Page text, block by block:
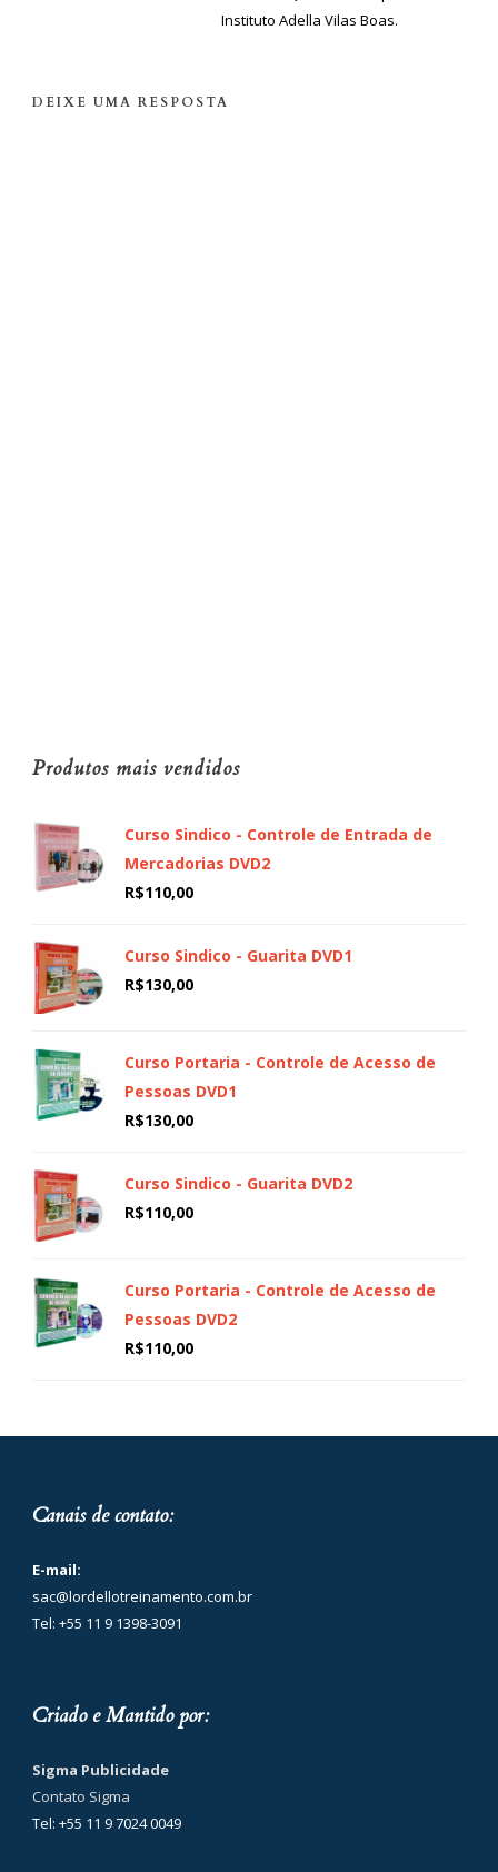
Instituto Adella Vilas Boas.
DEIXE UMA RESPOSTA
Produtos mais vendidos
Curso Sindico - Controle de Entrada de
Mercadorias DVD2
R$110,00
Curso Sindico - Guarita DVD1
R$130,00
Curso Portaria - Controle de Acesso de
Pessoas DVD1
R$130,00
Curso Sindico - Guarita DVD2
R$110,00
Curso Portaria - Controle de Acesso de
Pessoas DVD2
R$110,00
Canais de contato:
E-mail:
sac@lordellotreinamento.com.br
Tel: +55 11 9 1398-3091
Criado e Mantido por:
Sigma Publicidade
Contato Sigma
Tel: +55 11 9 7024 0049